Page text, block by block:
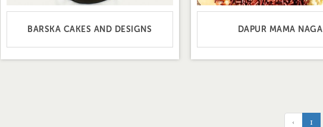
BARSKA CAKES AND DESIGNS DAPUR MAMA NAGA
‹ 1